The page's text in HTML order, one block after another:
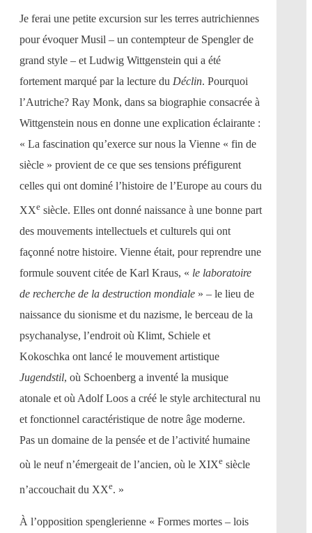
Je ferai une petite excursion sur les terres autrichiennes
pour évoquer Musil – un contempteur de Spengler de
grand style – et Ludwig Wittgenstein qui a été
fortement marqué par la lecture du Déclin. Pourquoi
l’Autriche? Ray Monk, dans sa biographie consacrée à
Wittgenstein nous en donne une explication éclairante :
« La fascination qu’exerce sur nous la Vienne « fin de
siècle » provient de ce que ses tensions préfigurent
celles qui ont dominé l’histoire de l’Europe au cours du
XXe siècle. Elles ont donné naissance à une bonne part
des mouvements intellectuels et culturels qui ont
façonné notre histoire. Vienne était, pour reprendre une
formule souvent citée de Karl Kraus, « le laboratoire
de recherche de la destruction mondiale » – le lieu de
naissance du sionisme et du nazisme, le berceau de la
psychanalyse, l’endroit où Klimt, Schiele et
Kokoschka ont lancé le mouvement artistique
Jugendstil, où Schoenberg a inventé la musique
atonale et où Adolf Loos a créé le style architectural nu
et fonctionnel caractéristique de notre âge moderne.
Pas un domaine de la pensée et de l’activité humaine
où le neuf n’émergeait de l’ancien, où le XIXe siècle
n’accouchait du XXe. »
À l’opposition spenglerienne « Formes mortes – lois